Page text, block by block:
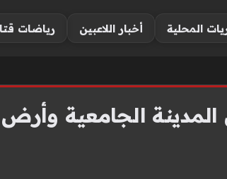
المحلية أخبار اللاعبين رياضات
الجامعية وأرض